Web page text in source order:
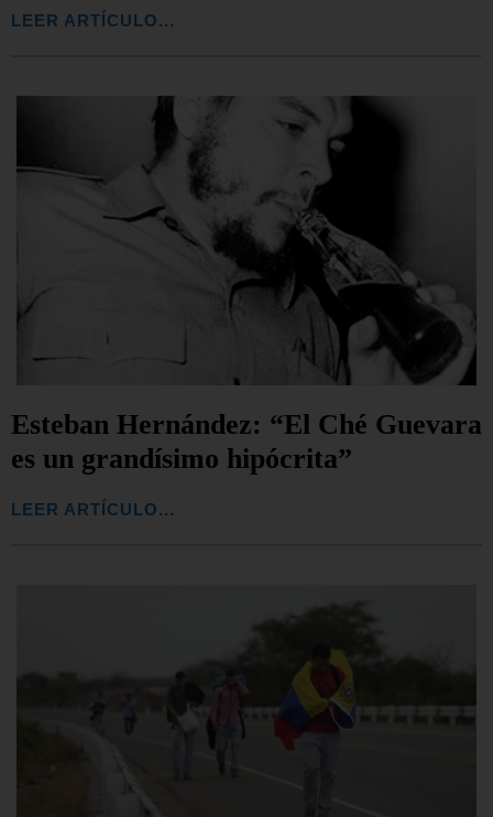
LEER ARTÍCULO...
Esteban Hernández: “El Ché Guevara
es un grandísimo hipócrita”
LEER ARTÍCULO...